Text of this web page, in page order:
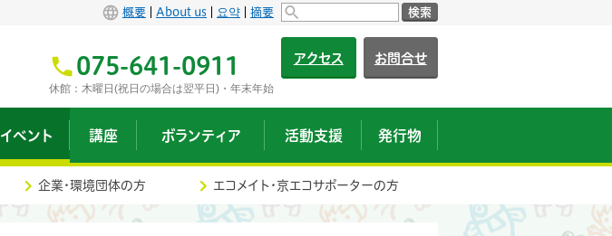
概要 About us 요약 摘要 検索
075-641-0911
休館：木曜日(祝日の場合は翌平日)・年末年始
アクセス お問合せ
イベント 講座 ボランティア 活動支援 発行物
企業・環境団体の方 エコメイト・京エコサポーターの方